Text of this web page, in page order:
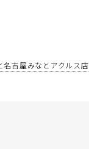
名古屋みなとアクルス店